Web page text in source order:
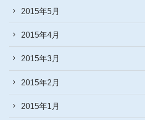
2015年5月
2015年4月
2015年3月
2015年2月
2015年1月